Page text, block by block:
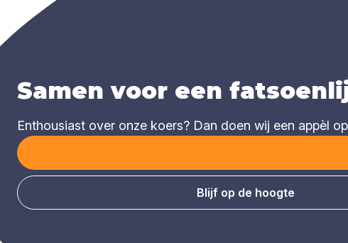
Samen voor een
Enthousiast over onze koers? Dan doen wij een appèl
Blijf op de hoogte